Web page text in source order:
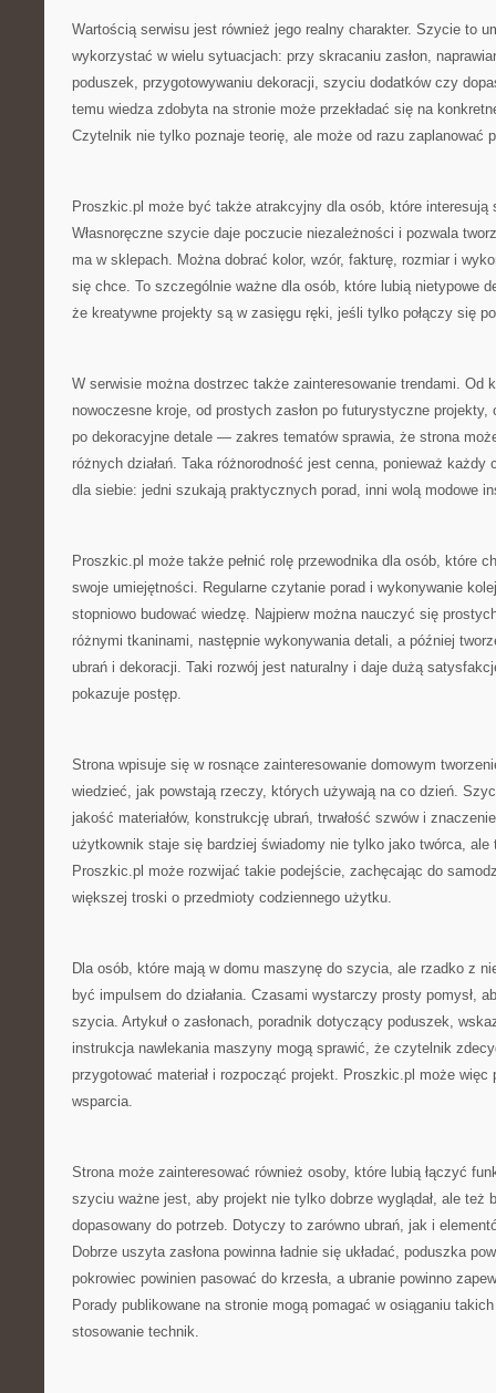
Wartością serwisu jest również jego realny charakter. Szycie to
wykorzystać w wielu sytuacjach: przy skracaniu zasłon,
poduszek, przygotowywaniu dekoracji, szyciu dodatków czy
temu wiedza zdobyta na stronie może przekładać się na
Czytelnik nie tylko poznaje teorię, ale może od razu zaplanować
Proszkic.pl może być także atrakcyjny dla osób, które interesują
Własnoręczne szycie daje poczucie niezależności i pozwala
ma w sklepach. Można dobrać kolor, wzór, fakturę, rozmiar i
się chce. To szczególnie ważne dla osób, które lubią nietypowe
że kreatywne projekty są w zasięgu ręki, jeśli tylko połączy się
W serwisie można dostrzec także zainteresowanie trendami. Od
nowoczesne kroje, od prostych zasłon po futurystyczne projekty,
po dekoracyjne detale — zakres tematów sprawia, że strona
różnych działań. Taka różnorodność jest cenna, ponieważ
dla siebie: jedni szukają praktycznych porad, inni wolą modowe
Proszkic.pl może także pełnić rolę przewodnika dla osób, które
swoje umiejętności. Regularne czytanie porad i wykonywanie
stopniowo budować wiedzę. Najpierw można nauczyć się
różnymi tkaninami, następnie wykonywania detali, a później
ubrań i dekoracji. Taki rozwój jest naturalny i daje dużą
pokazuje postęp.
Strona wpisuje się w rosnące zainteresowanie domowym
wiedzieć, jak powstają rzeczy, których używają na co dzień.
jakość materiałów, konstrukcję ubrań, trwałość szwów i
użytkownik staje się bardziej świadomy nie tylko jako twórca, ale
Proszkic.pl może rozwijać takie podejście, zachęcając do
większej troski o przedmioty codziennego użytku.
Dla osób, które mają w domu maszynę do szycia, ale rzadko z
być impulsem do działania. Czasami wystarczy prosty pomysł,
szycia. Artykuł o zasłonach, poradnik dotyczący poduszek,
instrukcja nawlekania maszyny mogą sprawić, że czytelnik
przygotować materiał i rozpocząć projekt. Proszkic.pl może więc
wsparcia.
Strona może zainteresować również osoby, które lubią łączyć
szyciu ważne jest, aby projekt nie tylko dobrze wyglądał, ale też
dopasowany do potrzeb. Dotyczy to zarówno ubrań, jak i
Dobrze uszyta zasłona powinna ładnie się układać, poduszka
pokrowiec powinien pasować do krzesła, a ubranie powinno
Porady publikowane na stronie mogą pomagać w osiąganiu
stosowanie technik.